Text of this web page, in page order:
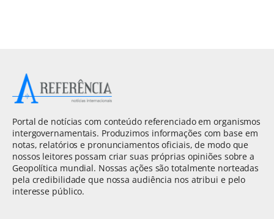
Portal de notícias com conteúdo referenciado em organismos
intergovernamentais. Produzimos informações com base em
notas, relatórios e pronunciamentos oficiais, de modo que
nossos leitores possam criar suas próprias opiniões sobre a
Geopolítica mundial. Nossas ações são totalmente norteadas
pela credibilidade que nossa audiência nos atribui e pelo
interesse público.